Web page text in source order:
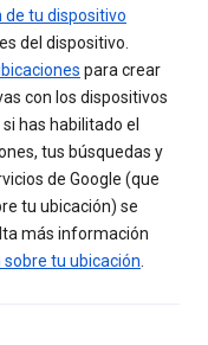
de tu dispositivo
del dispositivo.
para crear
con los dispositivos
has habilitado el
tus búsquedas y
de Google (que
tu ubicación) se
más información
tu ubicación.